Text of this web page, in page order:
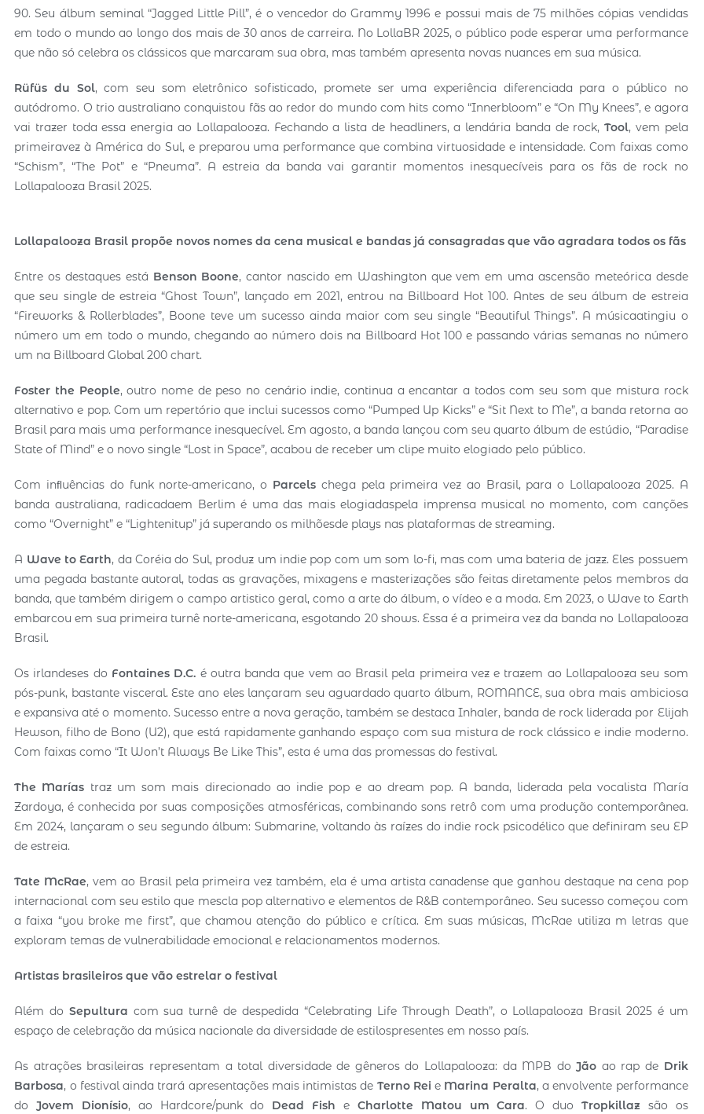
90. Seu álbum seminal “Jagged Little Pill”, é o vencedor do Grammy 1996 e possui mais de 75 milhões cópias vendidas
em todo o mundo ao longo dos mais de 30 anos de carreira. No LollaBR 2025, o público pode esperar uma performance
que não só celebra os clássicos que marcaram sua obra, mas também apresenta novas nuances em sua música.
Rüfüs du Sol, com seu som eletrônico sofisticado, promete ser uma experiência diferenciada para o público no
autódromo. O trio australiano conquistou fãs ao redor do mundo com hits como “Innerbloom” e “On My Knees”, e agora
vai trazer toda essa energia ao Lollapalooza. Fechando a lista de headliners, a lendária banda de rock,Tool, vem pela
primeiravez à América do Sul, e preparou uma performance que combina virtuosidade e intensidade. Com faixas como
“Schism”, “The Pot” e “Pneuma”. A estreia da banda vai garantir momentos inesquecíveis para os fãs de rock no
Lollapalooza Brasil 2025.
Lollapalooza Brasil propõe novos nomes da cena musical e bandas já consagradas que vão agradara todos os fãs
Entre os destaques está Benson Boone, cantor nascido em Washington que vem em uma ascensão meteórica desde
que seu single de estreia “Ghost Town”, lançado em 2021, entrou na Billboard Hot 100. Antes de seu álbum de estreia
“Fireworks & Rollerblades”, Boone teve um sucesso ainda maior com seu single “Beautiful Things”. A músicaatingiu o
número um em todo o mundo, chegando ao número dois na Billboard Hot 100 e passando várias semanas no número
um na Billboard Global 200 chart.
Foster the People, outro nome de peso no cenário indie, continua a encantar a todos com seu som que mistura rock
alternativo e pop. Com um repertório que inclui sucessos como “Pumped Up Kicks” e “Sit Next to Me”, a banda retorna ao
Brasil para mais uma performance inesquecível. Em agosto, a banda lançou com seu quarto álbum de estúdio, “Paradise
State of Mind” e o novo single “Lost in Space”, acabou de receber um clipe muito elogiado pelo público.
Com inﬂuências do funk norte-americano, o Parcels chega pela primeira vez ao Brasil, para o Lollapalooza 2025. A
banda australiana, radicadaem Berlim é uma das mais elogiadaspela imprensa musical no momento, com canções
como “Overnight” e “Lightenitup” já superando os milhõesde plays nas plataformas de streaming.
A Wave to Earth, da Coréia do Sul, produz um indie pop com um som lo-fi, mas com uma bateria de jazz. Eles possuem
uma pegada bastante autoral, todas as gravações, mixagens e masterizações são feitas diretamente pelos membros da
banda, que também dirigem o campo artistico geral, como a arte do álbum, o vídeo e a moda. Em 2023, o Wave to Earth
embarcou em sua primeira turnê norte-americana, esgotando 20 shows. Essa é a primeira vez da banda no Lollapalooza
Brasil.
Os irlandeses do Fontaines D.C. é outra banda que vem ao Brasil pela primeira vez e trazem ao Lollapalooza seu som
pós-punk, bastante visceral. Este ano eles lançaram seu aguardado quarto álbum, ROMANCE, sua obra mais ambiciosa
e expansiva até o momento. Sucesso entre a nova geração, também se destaca Inhaler, banda de rock liderada por Elijah
Hewson, filho de Bono (U2), que está rapidamente ganhando espaço com sua mistura de rock clássico e indie moderno.
Com faixas como “It Won’t Always Be Like This”, esta é uma das promessas do festival.
The Marías traz um som mais direcionado ao indie pop e ao dream pop. A banda, liderada pela vocalista María
Zardoya, é conhecida por suas composições atmosféricas, combinando sons retrô com uma produção contemporânea.
Em 2024, lançaram o seu segundo álbum: Submarine, voltando às raízes do indie rock psicodélico que definiram seu EP
de estreia.
Tate McRae, vem ao Brasil pela primeira vez também, ela é uma artista canadense que ganhou destaque na cena pop
internacional com seu estilo que mescla pop alternativo e elementos de R&B contemporâneo. Seu sucesso começou com
a faixa “you broke me first”, que chamou atenção do público e crítica. Em suas músicas, McRae utiliza m letras que
exploram temas de vulnerabilidade emocional e relacionamentos modernos.
Artistas brasileiros que vão estrelar o festival
Além do Sepultura com sua turnê de despedida “Celebrating Life Through Death”, o Lollapalooza Brasil 2025 é um
espaço de celebração da música nacionale da diversidade de estilospresentes em nosso país.
As atrações brasileiras representam a total diversidade de gêneros do Lollapalooza: da MPB doJão ao rap de Drik
Barbosa, o festival ainda trará apresentações mais intimistas de Terno Reie Marina Peralta, a envolvente performance
doJovem Dionísio, ao Hardcore/punk do Dead Fish e Charlotte Matou um Cara. O duo Tropkillaz são os